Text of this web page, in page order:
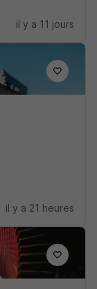
il y a 11 jours
il y a 21 heures